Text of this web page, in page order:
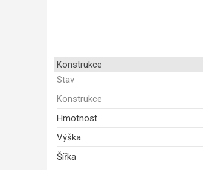
Konstrukce
Stav
Konstrukce
Hmotnost
Výška
Šířka